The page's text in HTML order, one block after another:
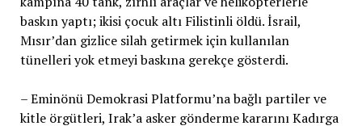
baskın yaptı; ikisi çocuk altı Filistinli öldü. İsrail,
Mısır’dan gizlice silah getirmek için kullanılan
tünelleri yok etmeyi baskına gerekçe gösterdi.
– Eminönü Demokrasi Platformu’na bağlı partiler ve
kitle örgütleri, Irak’a asker gönderme kararını Kadırga